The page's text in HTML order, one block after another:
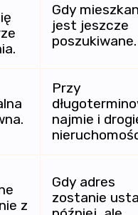
Gdy
jest jeszcze
poszukiwane.
Przy
najmie i
z
Gdy adres
zostanie